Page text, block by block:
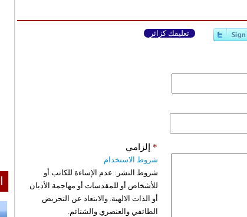
تعليقك كزائر
إلزامي *
شروط الاستخدام
شروط النشر: عدم الإساءة للكاتب أو
للأشخاص أو للمقدسات أو مهاجمة الأديان
أو الذات الالهية. والابتعاد عن التحريض
الطائفي والعنصري والشتائم.